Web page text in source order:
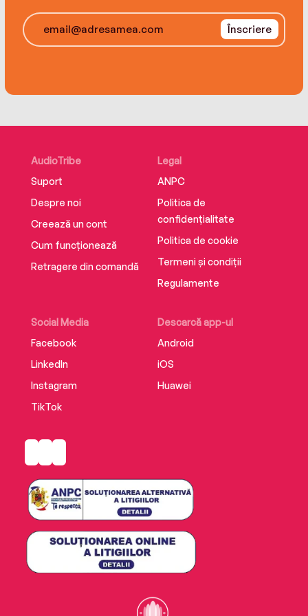
Înscriere
AudioTribe
Suport
Despre noi
Creează un cont
Cum funcționează
Retragere din comandă
Social Media
Facebook
LinkedIn
Instagram
TikTok
Descarcă app-ul
Android
iOS
Huawei
Legal
ANPC
Politica de
confidențialitate
Politica de cookie
Termeni și condiții
Regulamente